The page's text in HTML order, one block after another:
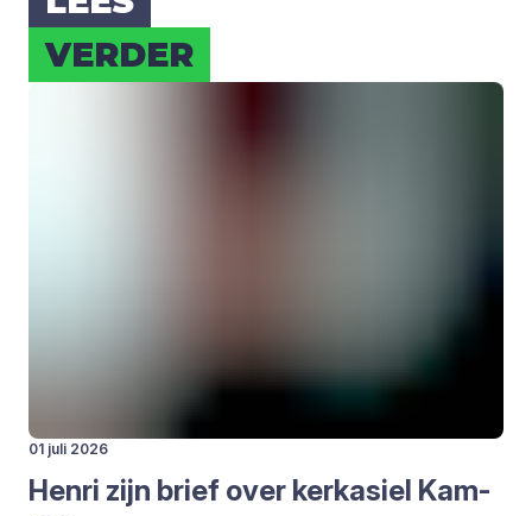
VER­DER
01 juli 2026
Hen­ri zijn brief over kerk­asiel Kam­